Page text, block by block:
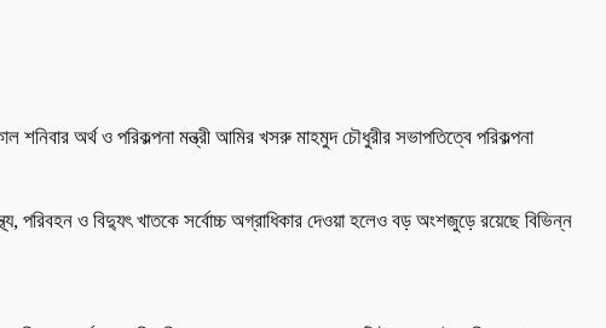
অর্থ ও পরিকল্পনা মন্ত্রী আমির খসরু মাহমুদ চৌধুরীর সভাপতিত্বে পরিকল্পনা
ও বিদ্যুৎ খাতকে সর্বোচ্চ অগ্রাধিকার দেওয়া হলেও বড় অংশজুড়ে রয়েছে বিভিন্ন